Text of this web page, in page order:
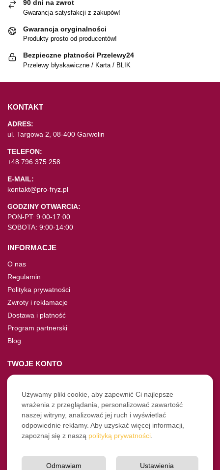
90 dni na zwrot
Gwarancja satysfakcji z zakupów!
Gwarancja oryginalności
Produkty prosto od producentów!
Bezpieczne płatności Przelewy24
Przelewy błyskawiczne / Karta / BLIK
KONTAKT
ADRES:
ul. Targowa 2, 08-400 Garwolin
TELEFON:
+48 796 375 258
E-MAIL:
kontakt@pro-fryz.pl
GODZINY OTWARCIA:
PON-PT: 9:00-17:00
SOBOTA: 9:00-14:00
INFORMACJE
O nas
Regulamin
Polityka prywatności
Zwroty i reklamacje
Dostawa i płatność
Program partnerski
Blog
TWOJE KONTO
Moje konto
Nie pamiętasz hasła?
Twoje zamówienia
NASZE SOCIALE
Instagram
Używamy pliki cookie, aby zapewnić Ci najlepsze
wrażenia z przeglądania, personalizować zawartość
naszej witryny, analizować jej ruch i wyświetlać
odpowiednie reklamy. Aby uzyskać więcej informacji,
zapoznaj się z naszą polityką prywatności
Ustawienia
Odmawiam